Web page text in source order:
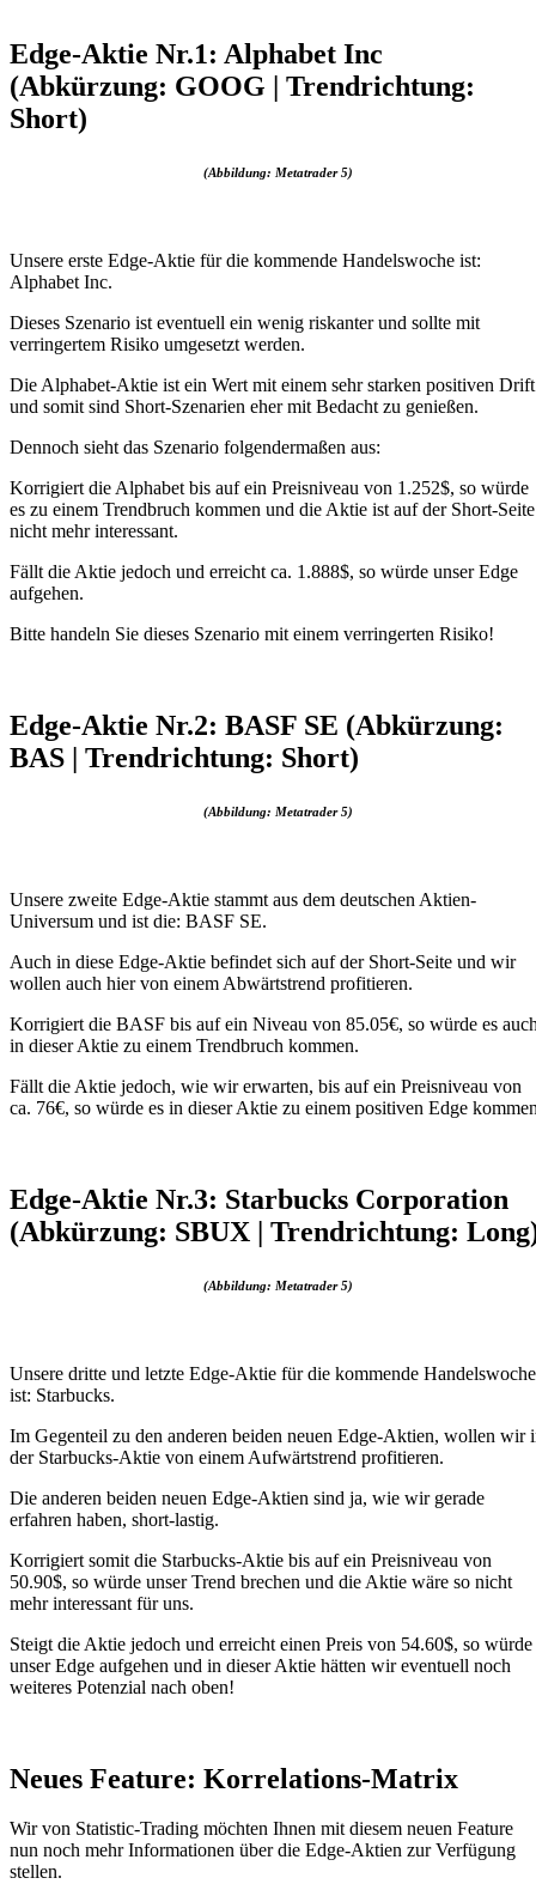
Edge-Aktie Nr.1: Alphabet Inc
(Abkürzung: GOOG | Trendrichtung:
Short)
(Abbildung: Metatrader 5)
Unsere erste Edge-Aktie für die kommende Handelswoche ist:
Alphabet Inc.
Dieses Szenario ist eventuell ein wenig riskanter und sollte mit
verringertem Risiko umgesetzt werden.
Die Alphabet-Aktie ist ein Wert mit einem sehr starken positiven Drift
und somit sind Short-Szenarien eher mit Bedacht zu genießen.
Dennoch sieht das Szenario folgendermaßen aus:
Korrigiert die Alphabet bis auf ein Preisniveau von 1.252$, so würde
es zu einem Trendbruch kommen und die Aktie ist auf der Short-Seite
nicht mehr interessant.
Fällt die Aktie jedoch und erreicht ca. 1.888$, so würde unser Edge
aufgehen.
Bitte handeln Sie dieses Szenario mit einem verringerten Risiko!
Edge-Aktie Nr.2: BASF SE (Abkürzung:
BAS | Trendrichtung: Short)
(Abbildung: Metatrader 5)
Unsere zweite Edge-Aktie stammt aus dem deutschen Aktien-
Universum und ist die: BASF SE.
Auch in diese Edge-Aktie befindet sich auf der Short-Seite und wir
wollen auch hier von einem Abwärtstrend profitieren.
Korrigiert die BASF bis auf ein Niveau von 85.05€, so würde es
in dieser Aktie zu einem Trendbruch kommen.
Fällt die Aktie jedoch, wie wir erwarten, bis auf ein Preisniveau von
ca. 76€, so würde es in dieser Aktie zu einem positiven Edge
Edge-Aktie Nr.3: Starbucks Corporation
(Abkürzung: SBUX | Trendrichtung:
(Abbildung: Metatrader 5)
Unsere dritte und letzte Edge-Aktie für die kommende Handelswoche
ist: Starbucks.
Im Gegenteil zu den anderen beiden neuen Edge-Aktien, wollen wir
der Starbucks-Aktie von einem Aufwärtstrend profitieren.
Die anderen beiden neuen Edge-Aktien sind ja, wie wir gerade
erfahren haben, short-lastig.
Korrigiert somit die Starbucks-Aktie bis auf ein Preisniveau von
50.90$, so würde unser Trend brechen und die Aktie wäre so nicht
mehr interessant für uns.
Steigt die Aktie jedoch und erreicht einen Preis von 54.60$, so würde
unser Edge aufgehen und in dieser Aktie hätten wir eventuell noch
weiteres Potenzial nach oben!
Neues Feature: Korrelations-Matrix
Wir von Statistic-Trading möchten Ihnen mit diesem neuen Feature
nun noch mehr Informationen über die Edge-Aktien zur Verfügung
stellen.